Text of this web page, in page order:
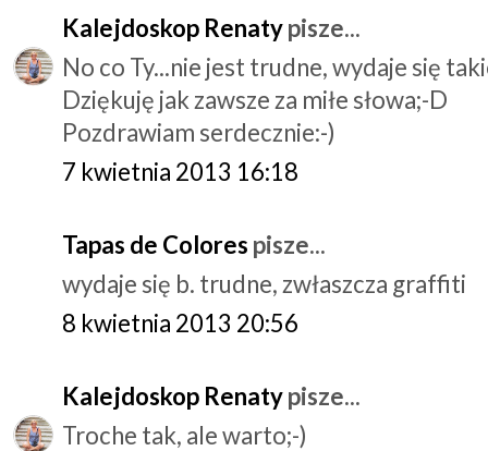
Kalejdoskop Renatypisze...
No co Ty...nie jest trudne, wydaje się
Dziękuję jak zawsze za miłe słowa;-D
Pozdrawiam serdecznie:-)
7 kwietnia 2013 16:18
Tapas de Colores pisze...
wydaje się b. trudne, zwłaszcza graffiti
8 kwietnia 2013 20:56
Kalejdoskop Renatypisze...
Troche tak, ale warto;-)